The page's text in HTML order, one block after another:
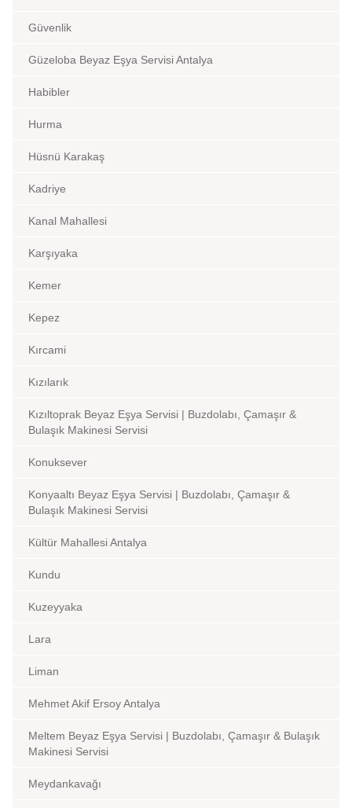
Güvenlik
Güzeloba Beyaz Eşya Servisi Antalya
Habibler
Hurma
Hüsnü Karakaş
Kadriye
Kanal Mahallesi
Karşıyaka
Kemer
Kepez
Kırcami
Kızılarık
Kızıltoprak Beyaz Eşya Servisi | Buzdolabı, Çamaşır &
Bulaşık Makinesi Servisi
Konuksever
Konyaaltı Beyaz Eşya Servisi | Buzdolabı, Çamaşır &
Bulaşık Makinesi Servisi
Kültür Mahallesi Antalya
Kundu
Kuzeyyaka
Lara
Liman
Mehmet Akif Ersoy Antalya
Meltem Beyaz Eşya Servisi | Buzdolabı, Çamaşır & Bulaşık
Makinesi Servisi
Meydankavağı